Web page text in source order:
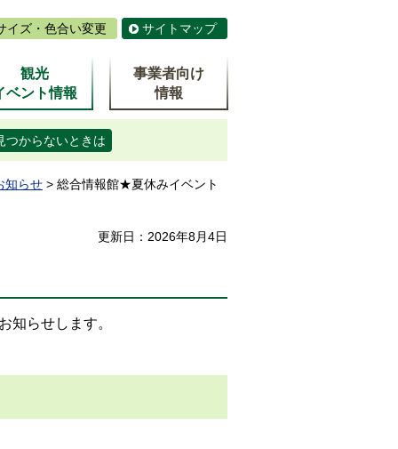
イズ・色合い変更 サイトマップ
観光
ベント情報
事業者向け
情報
つからないときは
知らせ > 総合情報館★夏休みイベント
更新日：2026年8月4日
知らせします。